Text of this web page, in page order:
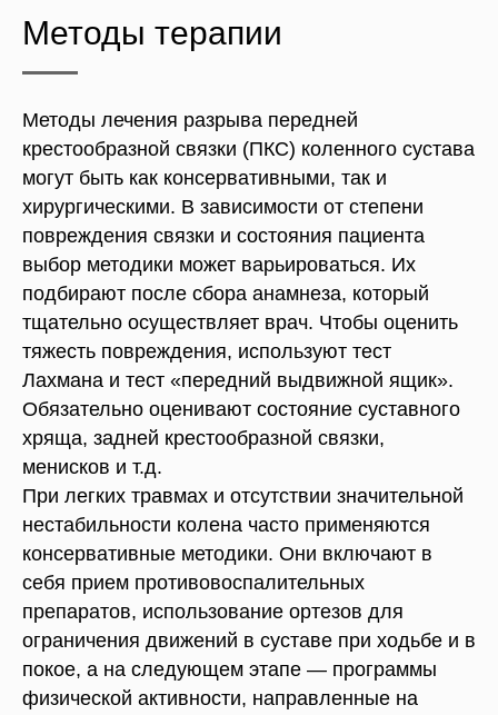
Методы терапии
Методы лечения разрыва передней
крестообразной связки (ПКС) коленного сустава
могут быть как консервативными, так и
хирургическими. В зависимости от степени
повреждения связки и состояния пациента
выбор методики может варьироваться. Их
подбирают после сбора анамнеза, который
тщательно осуществляет врач. Чтобы оценить
тяжесть повреждения, используют тест
Лахмана и тест «передний выдвижной ящик».
Обязательно оценивают состояние суставного
хряща, задней крестообразной связки,
менисков и т.д.
При легких травмах и отсутствии значительной
нестабильности колена часто применяются
консервативные методики. Они включают в
себя прием противовоспалительных
препаратов, использование ортезов для
ограничения движений в суставе при ходьбе и в
покое, а на следующем этапе — программы
физической активности, направленные на